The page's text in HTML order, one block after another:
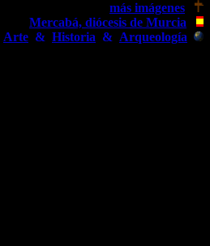
más imágenes
Mercabá, diócesis de Murcia
Arte & Historia & Arqueología